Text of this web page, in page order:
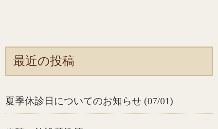
最近の投稿
夏季休診日についてのお知らせ (07/01)